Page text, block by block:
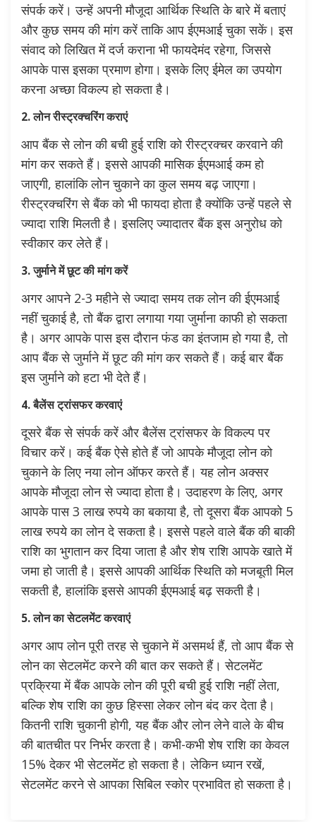
संपर्क करें। उन्हें अपनी मौजूदा आर्थिक स्थिति के बारे में बताएं
और कुछ समय की मांग करें ताकि आप ईएमआई चुका सकें। इस
संवाद को लिखित में दर्ज कराना भी फायदेमंद रहेगा, जिससे
आपके पास इसका प्रमाण होगा। इसके लिए ईमेल का उपयोग
करना अच्छा विकल्प हो सकता है।
2. लोन रीस्ट्रक्चरिंग कराएं
आप बैंक से लोन की बची हुई राशि को रीस्ट्रक्चर करवाने की
मांग कर सकते हैं। इससे आपकी मासिक ईएमआई कम हो
जाएगी, हालांकि लोन चुकाने का कुल समय बढ़ जाएगा।
रीस्ट्रक्चरिंग से बैंक को भी फायदा होता है क्योंकि उन्हें पहले से
ज्यादा राशि मिलती है। इसलिए ज्यादातर बैंक इस अनुरोध को
स्वीकार कर लेते हैं।
3. जुर्माने में छूट की मांग करें
अगर आपने 2-3 महीने से ज्यादा समय तक लोन की ईएमआई
नहीं चुकाई है, तो बैंक द्वारा लगाया गया जुर्माना काफी हो सकता
है। अगर आपके पास इस दौरान फंड का इंतजाम हो गया है, तो
आप बैंक से जुर्माने में छूट की मांग कर सकते हैं। कई बार बैंक
इस जुर्माने को हटा भी देते हैं।
4. बैलेंस ट्रांसफर करवाएं
दूसरे बैंक से संपर्क करें और बैलेंस ट्रांसफर के विकल्प पर
विचार करें। कई बैंक ऐसे होते हैं जो आपके मौजूदा लोन को
चुकाने के लिए नया लोन ऑफर करते हैं। यह लोन अक्सर
आपके मौजूदा लोन से ज्यादा होता है। उदाहरण के लिए, अगर
आपके पास 3 लाख रुपये का बकाया है, तो दूसरा बैंक आपको 5
लाख रुपये का लोन दे सकता है। इससे पहले वाले बैंक की बाकी
राशि का भुगतान कर दिया जाता है और शेष राशि आपके खाते में
जमा हो जाती है। इससे आपकी आर्थिक स्थिति को मजबूती मिल
सकती है, हालांकि इससे आपकी ईएमआई बढ़ सकती है।
5. लोन का सेटलमेंट करवाएं
अगर आप लोन पूरी तरह से चुकाने में असमर्थ हैं, तो आप बैंक से
लोन का सेटलमेंट करने की बात कर सकते हैं। सेटलमेंट
प्रक्रिया में बैंक आपके लोन की पूरी बची हुई राशि नहीं लेता,
बल्कि शेष राशि का कुछ हिस्सा लेकर लोन बंद कर देता है।
कितनी राशि चुकानी होगी, यह बैंक और लोन लेने वाले के बीच
की बातचीत पर निर्भर करता है। कभी-कभी शेष राशि का केवल
15% देकर भी सेटलमेंट हो सकता है। लेकिन ध्यान रखें,
सेटलमेंट करने से आपका सिबिल स्कोर प्रभावित हो सकता है।